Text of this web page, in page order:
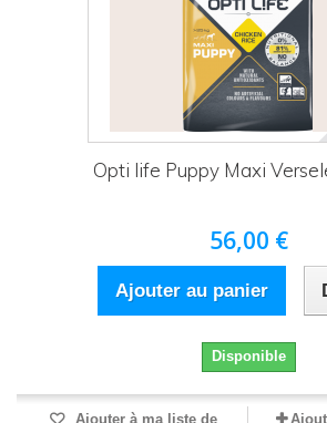
Opti life Puppy Maxi
56,00 €
Ajouter au panier
Disponible
Ajouter à ma liste de